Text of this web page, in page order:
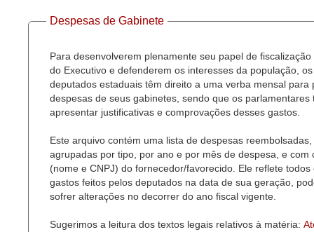
Perguntas frequentes
Despesas de Gabinete
Para desenvolverem plenamente seu papel de fiscalização
do Executivo e defenderem os interesses da população, os
deputados estaduais têm direito a uma verba mensal para
despesas de seus gabinetes, sendo que os parlamentares
apresentar justificativas e comprovações desses gastos.
Este arquivo contém uma lista de despesas reembolsadas,
agrupadas por tipo, por ano e por mês de despesa, e com
(nome e CNPJ) do fornecedor/favorecido. Ele reflete todos
gastos feitos pelos deputados na data de sua geração,
sofrer alterações no decorrer do ano fiscal vigente.
Sugerimos a leitura dos textos legais relativos à matéria: